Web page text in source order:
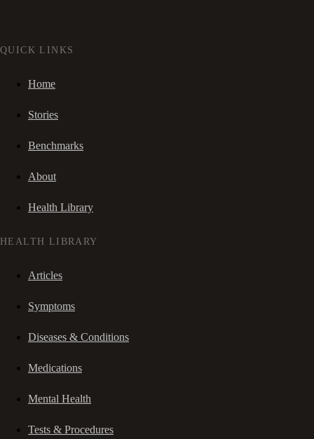
QUICK LINKS
Home
Stories
Benchmarks
About
Health Library
HEALTH LIBRARY
Articles
Symptoms
Diseases & Conditions
Medications
Mental Health
Tests & Procedures